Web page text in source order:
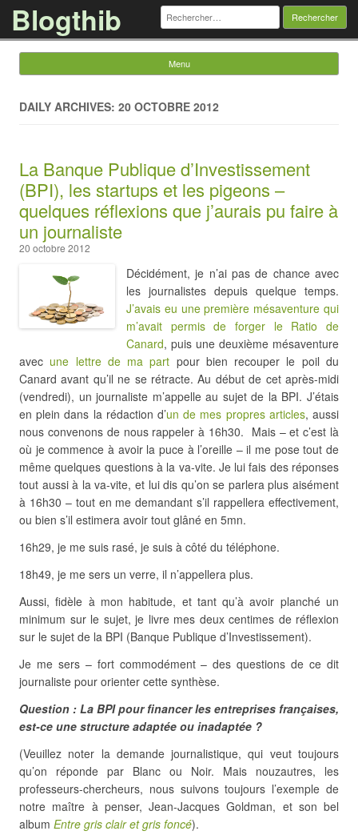
Blogthib Rechercher :
Menu
DAILY ARCHIVES: 20 OCTOBRE 2012
La Banque Publique d’Investissement
(BPI), les startups et les pigeons –
quelques réflexions que j’aurais pu faire à
un journaliste
20 octobre 2012
Décidément, je n’ai pas de chance avec
les journalistes depuis quelque temps.
J’avais eu une première mésaventure qui
m’avait permis de forger le Ratio de
Canard, puis une deuxième mésaventure
avec une lettre de ma part pour bien recouper le poil du
Canard avant qu’il ne se rétracte. Au début de cet après-midi
(vendredi), un journaliste m’appelle au sujet de la BPI. J’étais
en plein dans la rédaction d’un de mes propres articles, aussi
nous convenons de nous rappeler à 16h30. Mais – et c’est là
où je commence à avoir la puce à l’oreille – il me pose tout de
même quelques questions à la va-vite. Je lui fais des réponses
tout aussi à la va-vite, et lui dis qu’on se parlera plus aisément
à 16h30 – tout en me demandant s’il rappellera effectivement,
ou bien s’il estimera avoir tout glâné en 5mn.
16h29, je me suis rasé, je suis à côté du téléphone.
18h49, je me sers un verre, il n’appellera plus.
Aussi, fidèle à mon habitude, et tant qu’à avoir planché un
minimum sur le sujet, je livre mes deux centimes de réflexion
sur le sujet de la BPI (Banque Publique d’Investissement).
Je me sers – fort commodément – des questions de ce dit
journaliste pour orienter cette synthèse.
Question : La BPI pour financer les entreprises françaises,
est-ce une structure adaptée ou inadaptée ?
(Veuillez noter la demande journalistique, qui veut toujours
qu’on réponde par Blanc ou Noir. Mais nouzautres, les
professeurs-chercheurs, nous suivons toujours l’exemple de
notre maître à penser, Jean-Jacques Goldman, et son bel
album Entre gris clair et gris foncé).